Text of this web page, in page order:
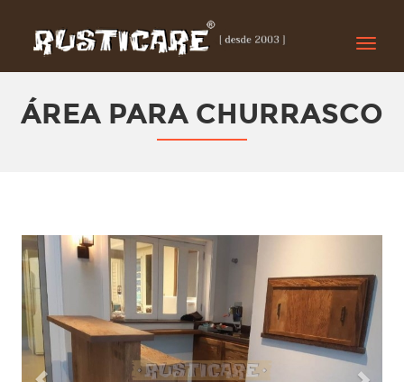
Toggle
ÁREA PARA CHURRASCO
Previous